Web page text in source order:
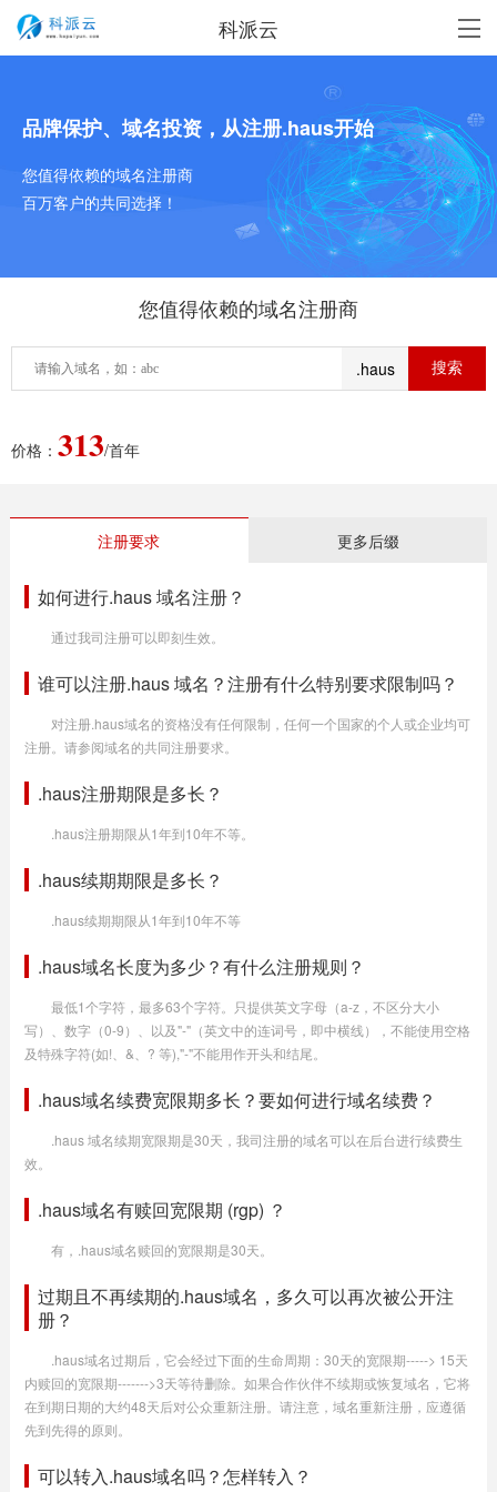
科派云
品牌保护、域名投资，从注册.haus开始
您值得依赖的域名注册商
百万客户的共同选择！
您值得依赖的域名注册商
.haus
价格： 313/首年
注册要求 更多后缀
如何进行.haus 域名注册？
通过我司注册可以即刻生效。
谁可以注册.haus 域名？注册有什么特别要求限制吗？
对注册.haus域名的资格没有任何限制，任何一个国家的个人或企业均可
注册。请参阅域名的共同注册要求。
.haus注册期限是多长？
.haus注册期限从1年到10年不等。
.haus续期期限是多长？
.haus续期期限从1年到10年不等
.haus域名长度为多少？有什么注册规则？
最低1个字符，最多63个字符。只提供英文字母（a-z，不区分大小
写）、数字（0-9）、以及"-"（英文中的连词号，即中横线），不能使用空格
及特殊字符(如!、&、? 等),"-"不能用作开头和结尾。
.haus域名续费宽限期多长？要如何进行域名续费？
.haus 域名续期宽限期是30天，我司注册的域名可以在后台进行续费生
效。
.haus域名有赎回宽限期 (rgp) ？
有，.haus域名赎回的宽限期是30天。
过期且不再续期的.haus域名，多久可以再次被公开注
册？
.haus域名过期后，它会经过下面的生命周期：30天的宽限期-----> 15天
内赎回的宽限期------->3天等待删除。如果合作伙伴不续期或恢复域名，它将
在到期日期的大约48天后对公众重新注册。请注意，域名重新注册，应遵循
先到先得的原则。
可以转入.haus域名吗？怎样转入？